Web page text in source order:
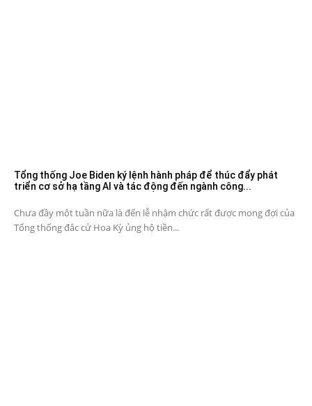
Tổng thống Joe Biden ký lệnh hành pháp để thúc đẩy phát
triển cơ sở hạ tầng AI và tác động đến ngành công...
Chưa đầy một tuần nữa là đến lễ nhậm chức rất được mong đợi của
Tổng thống đắc cử Hoa Kỳ ủng hộ tiền...